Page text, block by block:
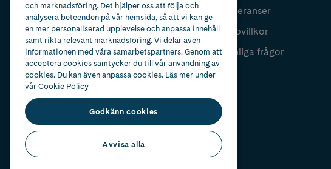
Leveranser
Köpvillkor
Vanliga frågor
och marknadsföring. Det hjälper oss att följa och
analysera beteenden på vår hemsida, så att vi kan ge
en mer personaliserad upplevelse och anpassa innehåll
samt rikta relevant marknadsföring. Vi delar även
informationen med våra samarbetspartners. Genom att
acceptera cookies samtycker du till vår användning av
cookies. Du kan även anpassa cookies. Läs mer under
vårCookie Policy
Godkänn cookies
Avvisa alla